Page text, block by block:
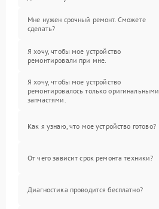
Мне нужен срочный ремонт. Сможете
сделать?
Я хочу, чтобы мое устройство
ремонтировали при мне.
Я хочу, чтобы мое устройство
ремонтировалось только оригинальными
запчастями.
Как я узнаю, что мое устройство готово?
От чего зависит срок ремонта техники?
Диагностика проводится бесплатно?